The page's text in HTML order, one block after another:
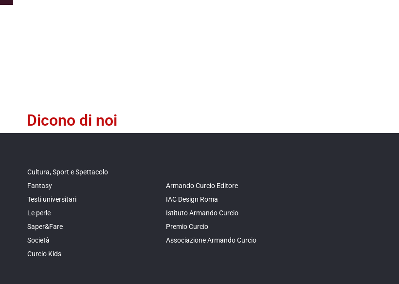
Dicono di noi
Cultura, Sport e Spettacolo
Fantasy
Testi universitari
Le perle
Saper&Fare
Società
Curcio Kids
Armando Curcio Editore
IAC Design Roma
Istituto Armando Curcio
Premio Curcio
Associazione Armando Curcio